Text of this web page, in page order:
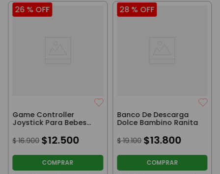
26 % OFF
Game Controller
Joystick Para Bebes
$ 16.900 $12.500
COMPRAR
28 % OFF
Banco De Descarga
Dolce Bambino Ranita
$ 19.100 $13.800
COMPRAR